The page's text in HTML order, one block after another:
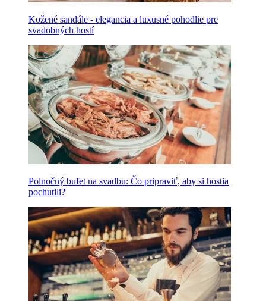
Kožené sandále - elegancia a luxusné pohodlie pre
svadobných hostí
Polnočný bufet na svadbu: Čo pripraviť, aby si hostia
pochutili?